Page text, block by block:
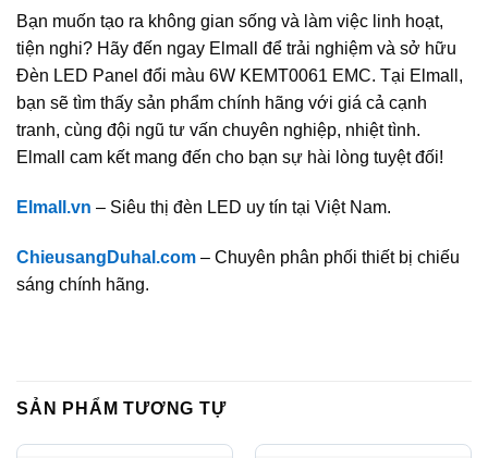
Bạn muốn tạo ra không gian sống và làm việc linh hoạt,
tiện nghi? Hãy đến ngay Elmall để trải nghiệm và sở hữu
Đèn LED Panel đổi màu 6W KEMT0061 EMC. Tại Elmall,
bạn sẽ tìm thấy sản phẩm chính hãng với giá cả cạnh
tranh, cùng đội ngũ tư vấn chuyên nghiệp, nhiệt tình.
Elmall cam kết mang đến cho bạn sự hài lòng tuyệt đối!
Elmall.vn – Siêu thị đèn LED uy tín tại Việt Nam.
ChieusangDuhal.com – Chuyên phân phối thiết bị chiếu
sáng chính hãng.
SẢN PHẨM TƯƠNG TỰ